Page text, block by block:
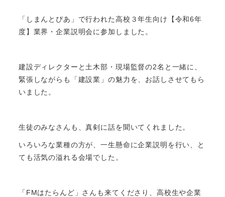
「しまんとぴあ」で行われた高校３年生向け【令和6年
度】業界・企業説明会に参加しました。
建設ディレクターと土木部・現場監督の2名と一緒に、
緊張しながらも「建設業」の魅力を、お話しさせてもら
いました。
生徒のみなさんも、真剣に話を聞いてくれました。
いろいろな業種の方が、一生懸命に企業説明を行い、と
ても活気の溢れる会場でした。
「FMはたらんど」さんも来てくださり、高校生や企業